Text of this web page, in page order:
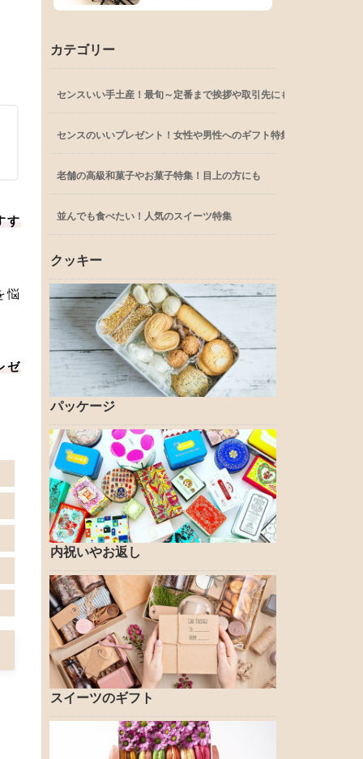
す
悩
ゼ
カテゴリー
センスいい手土産！最旬～定番まで挨拶や取引先にも
センスのいいプレゼント！女性や男性へのギフト特集
老舗の高級和菓子やお菓子特集！目上の方にも
並んでも食べたい！人気のスイーツ特集
クッキー
パッケージ
内祝いやお返し
スイーツのギフト